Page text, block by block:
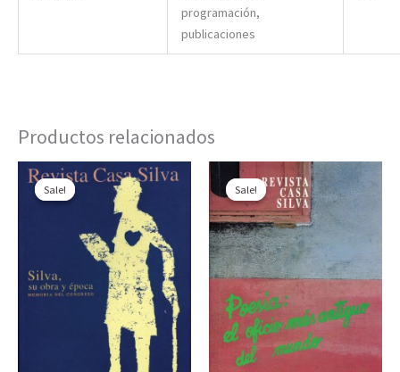
programación,
publicaciones
Productos relacionados
Sale!
Sale! Sale!
Sale!